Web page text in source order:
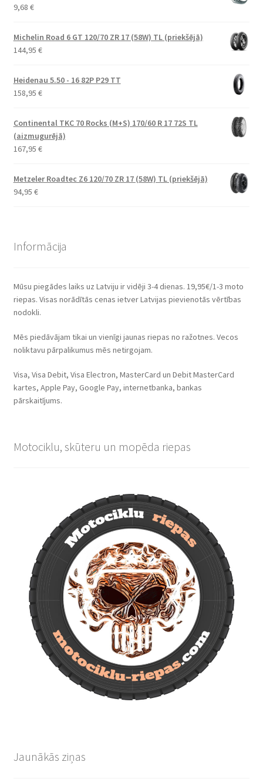
9,68 €
Michelin Road 6 GT 120/70 ZR 17 (58W) TL (priekšējā)
144,95 €
Heidenau 5.50 - 16 82P P29 TT
158,95 €
Continental TKC 70 Rocks (M+S) 170/60 R 17 72S TL
(aizmugurējā)
167,95 €
Metzeler Roadtec Z6 120/70 ZR 17 (58W) TL (priekšējā)
94,95 €
Informācija
Mūsu piegādes laiks uz Latviju ir vidēji 3-4 dienas. 19,95€/1-3 moto
riepas. Visas norādītās cenas ietver Latvijas pievienotās vērtības
nodokli.
Mēs piedāvājam tikai un vienīgi jaunas riepas no ražotnes. Vecos
noliktavu pārpalikumus mēs netirgojam.
Visa, Visa Debit, Visa Electron, MasterCard un Debit MasterCard
kartes, Apple Pay, Google Pay, internetbanka, bankas
pārskaitījums.
Motociklu, skūteru un mopēda riepas
Jaunākās ziņas